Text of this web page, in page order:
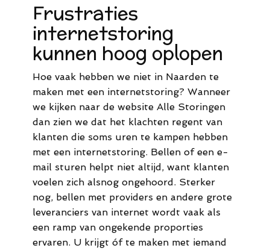
Frustraties
internetstoring
kunnen hoog oplopen
Hoe vaak hebben we niet in Naarden te
maken met een internetstoring? Wanneer
we kijken naar de website Alle Storingen
dan zien we dat het klachten regent van
klanten die soms uren te kampen hebben
met een internetstoring. Bellen of een e-
mail sturen helpt niet altijd, want klanten
voelen zich alsnog ongehoord. Sterker
nog, bellen met providers en andere grote
leveranciers van internet wordt vaak als
een ramp van ongekende proporties
ervaren. U krijgt óf te maken met iemand